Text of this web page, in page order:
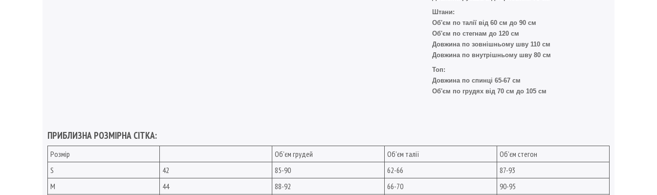
Штани:
Об'єм по талії від 60 см до 90 см
Об'єм по стегнам до 120 см
Довжина по зовнішньому шву 110 см
Довжина по внутрішньому шву 80 см
Топ:
Довжина по спинці 65-67 см
Об'єм по грудях від 70 см до 105 см
ПРИБЛИЗНА РОЗМІРНА СІТКА:
Розмір Об'єм грудей Об'єм талії
Об'єм стегон
S
42 85-90 62-66
87-93
M
44 88-92 66-70
90-95